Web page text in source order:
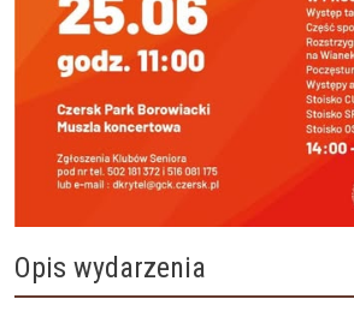
Opis wydarzenia